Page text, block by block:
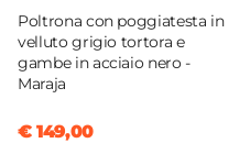
Poltrona con poggiatesta in
velluto grigio tortora e
gambe in acciaio nero -
Maraja
€ 149,00